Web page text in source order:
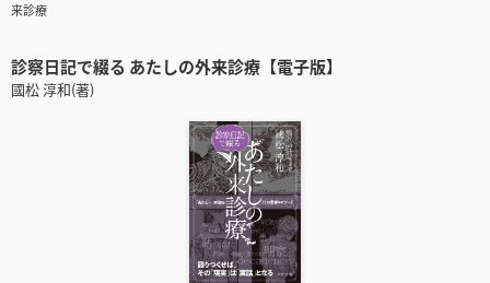
来診療
診察日記で綴る あたしの外来診療【電子版】
國松 淳和(著)